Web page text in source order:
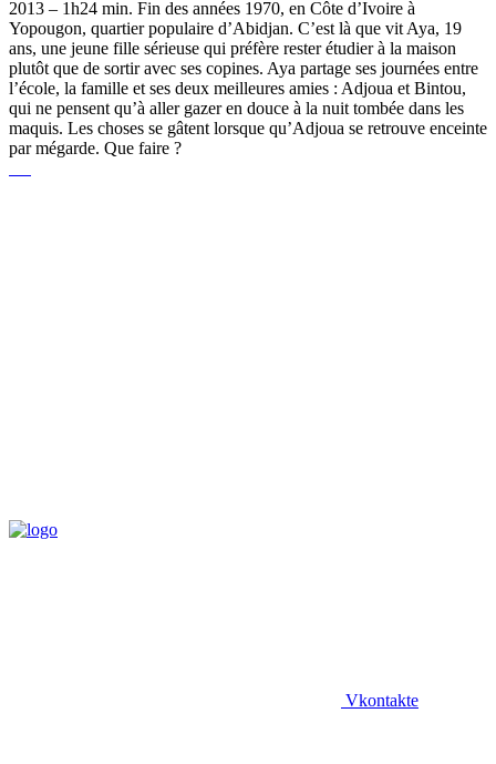
2013 – 1h24 min. Fin des années 1970, en Côte d’Ivoire à
Yopougon, quartier populaire d’Abidjan. C’est là que vit Aya, 19
ans, une jeune fille sérieuse qui préfère rester étudier à la maison
plutôt que de sortir avec ses copines. Aya partage ses journées entre
l’école, la famille et ses deux meilleures amies : Adjoua et Bintou,
qui ne pensent qu’à aller gazer en douce à la nuit tombée dans les
maquis. Les choses se gâtent lorsque qu’Adjoua se retrouve enceinte
par mégarde. Que faire ?
Vkontakte